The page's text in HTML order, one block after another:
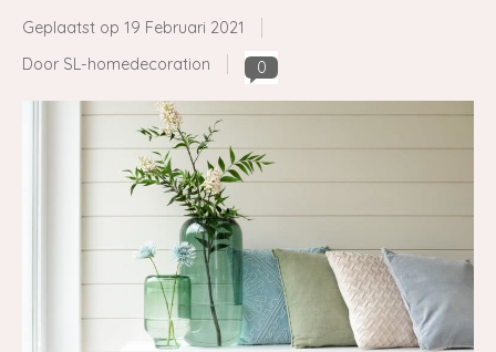
Geplaatst op 19 Februari 2021
Door SL-homedecoration
0